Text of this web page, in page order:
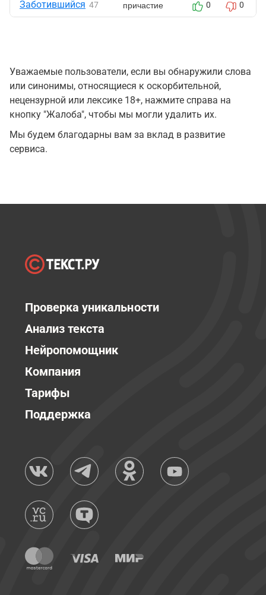
Заботившийся 47 причастие 0 0
Уважаемые пользователи, если вы обнаружили слова
или синонимы, относящиеся к оскорбительной,
нецензурной или лексике 18+, нажмите справа на
кнопку "Жалоба", чтобы мы могли удалить их.
Мы будем благодарны вам за вклад в развитие
сервиса.
Проверка уникальности
Анализ текста
Нейропомощник
Компания
Тарифы
Поддержка